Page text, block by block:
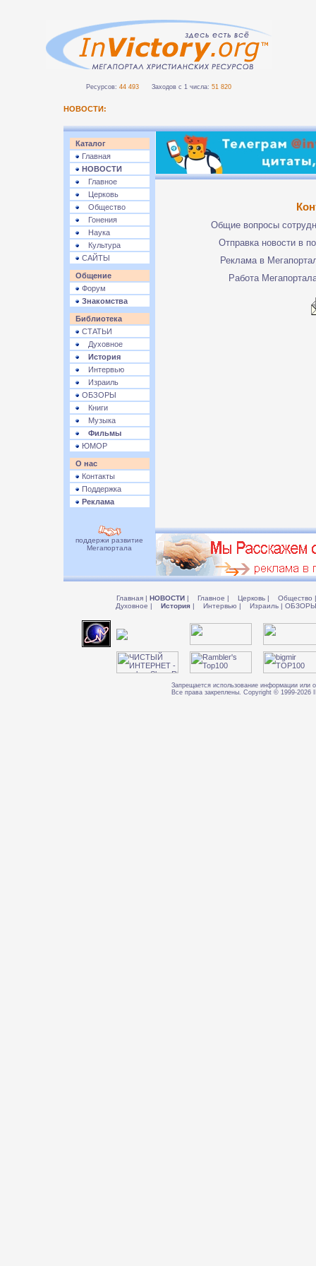
Ресурсов: 44 493 Заходов с 1 числа: 51 820
НОВОСТИ:
Каталог
Главная
НОВОСТИ
Главное
Церковь
Общество
Гонения
Наука
Культура
САЙТЫ
Общение
Форум
Знакомства
Библиотека
СТАТЬИ
Духовное
История
Интервью
Израиль
ОБЗОРЫ
Книги
Музыка
Фильмы
ЮМОР
О нас
Контакты
Поддержка
Реклама
Общие вопросы
Отправка новости в
Реклама в
Работа
поддержи развитие
Мегапортала
Главная | НОВОСТИ | Главное | Церковь | Общество |
Духовное | История | Интервью | Израиль |
Запрещается использование информации или
Все права закреплены. Copyright © 1999-